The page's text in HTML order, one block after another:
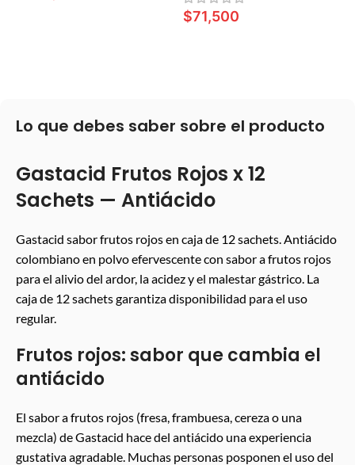
$71,500
Lo que debes saber sobre el producto
Gastacid Frutos Rojos x 12
Sachets — Antiácido
Gastacid sabor frutos rojos en caja de 12 sachets. Antiácido
colombiano en polvo efervescente con sabor a frutos rojos
para el alivio del ardor, la acidez y el malestar gástrico. La
caja de 12 sachets garantiza disponibilidad para el uso
regular.
Frutos rojos: sabor que cambia el
antiácido
El sabor a frutos rojos (fresa, frambuesa, cereza o una
mezcla) de Gastacid hace del antiácido una experiencia
gustativa agradable. Muchas personas posponen el uso del